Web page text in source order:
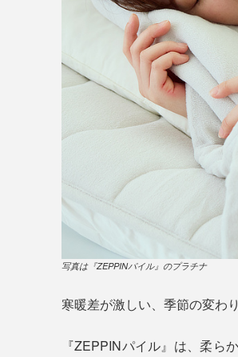
写真は『ZEPPINパイル』のプラチナ
寒暖差が激しい、季節の変わ
『ZEPPINパイル』は、柔